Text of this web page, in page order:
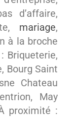
d’affaire,
mariage,
à la broche
Briqueterie,
Bourg Saint
Chateau
May
proximité :